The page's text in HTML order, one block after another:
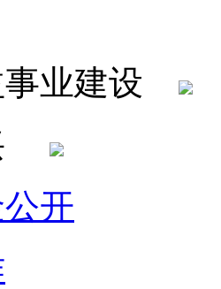
事业建设
开